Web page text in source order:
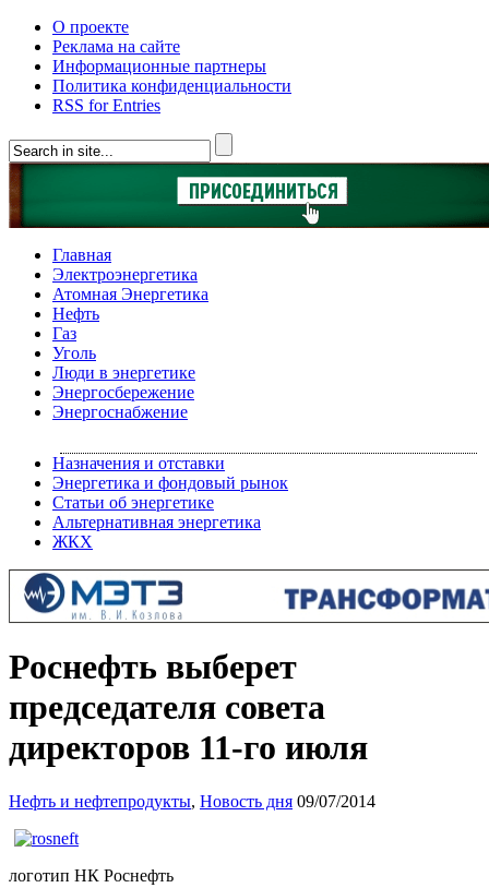
О проекте
Реклама на сайте
Информационные партнеры
Политика конфиденциальности
RSS for Entries
Главная
Электроэнергетика
Атомная Энергетика
Нефть
Газ
Уголь
Люди в энергетике
Энергосбережение
Энергоснабжение
Назначения и отставки
Энергетика и фондовый рынок
Статьи об энергетике
Альтернативная энергетика
ЖКХ
Роснефть выберет
председателя совета
директоров 11-го июля
Нефть и нефтепродукты, Новость дня 09/07/2014
логотип НК Роснефть